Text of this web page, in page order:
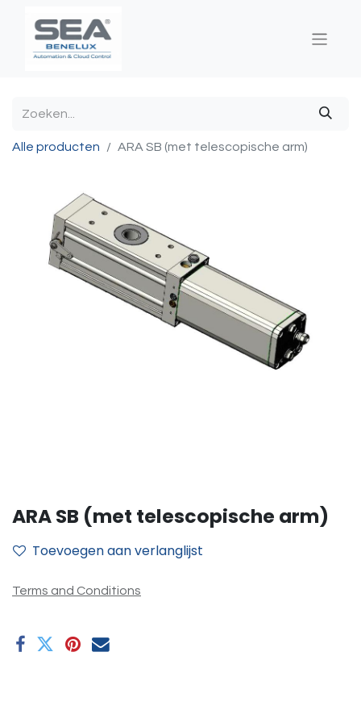
Alle producten ARA SB (met telescopische arm)
ARA SB (met telescopische arm)
Toevoegen aan verlanglijst
Terms and Conditions